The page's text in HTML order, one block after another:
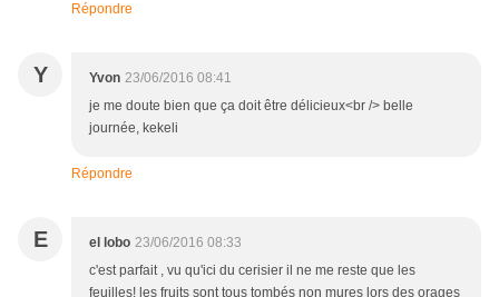
Répondre
Y Yvon 23/06/2016 08:41
je me doute bien que ça doit être délicieux<br /> belle
journée, kekeli
Répondre
E el lobo 23/06/2016 08:33
c'est parfait , vu qu'ici du cerisier il ne me reste que les
feuilles! les fruits sont tous tombés non mures lors des orages